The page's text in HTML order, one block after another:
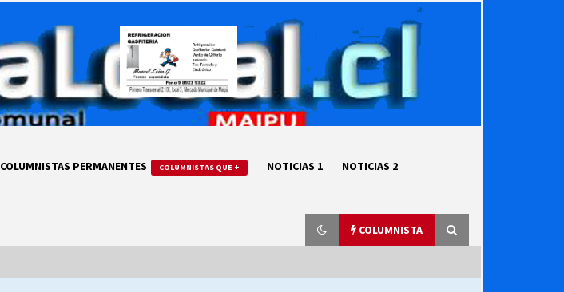
COLUMNISTAS PERMANENTES COLUMNISTAS QUE + NOTICIAS 1 NOTICIAS 2
COLUMNISTA